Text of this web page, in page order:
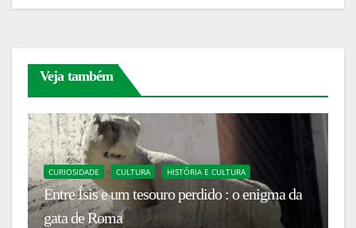
Veja também
CURIOSIDADE CULTURA HISTÓRIA E CULTURA
Entre Ísis e um tesouro perdido : o enigma da
gata de Roma